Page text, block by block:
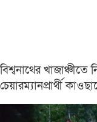
বিশ্বনাথের খাজাঞ্চীতে
চেয়ারম্যানপ্রার্থী